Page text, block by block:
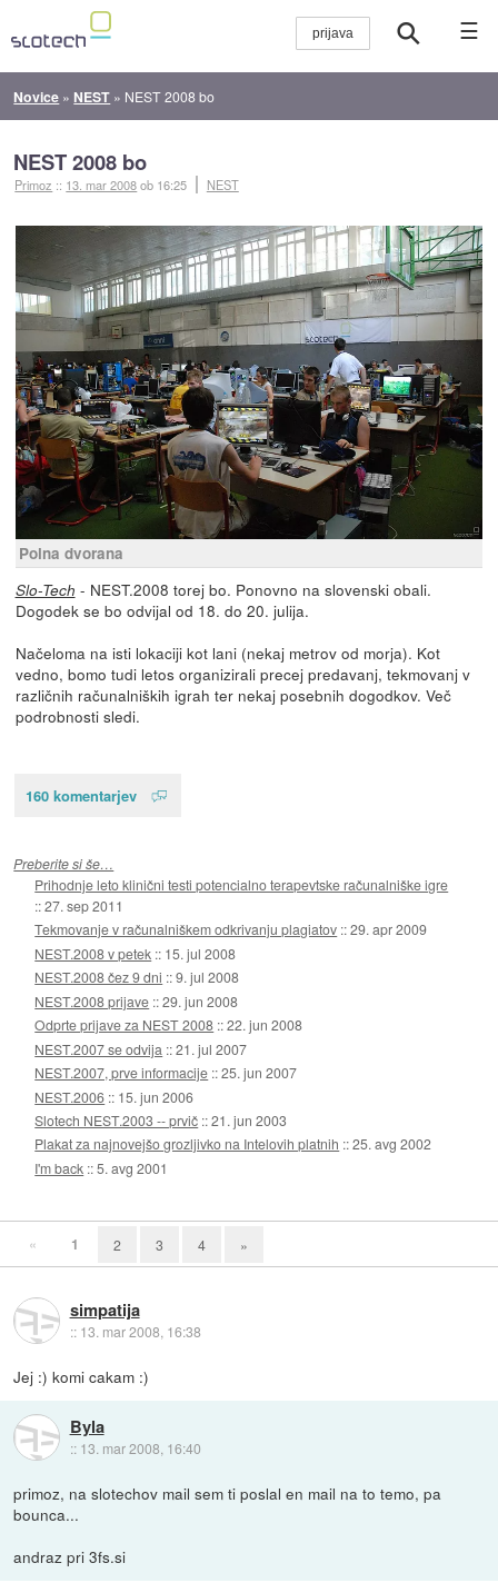
☰
Novice » NEST » NEST 2008 bo
NEST 2008 bo
Primoz :: 13. mar 2008ob 16:25 NEST
Polna dvorana
Slo-Tech - NEST.2008 torej bo. Ponovno na slovenski obali.
Dogodek se bo odvijal od 18. do 20. julija.
Načeloma na isti lokaciji kot lani (nekaj metrov od morja). Kot
vedno, bomo tudi letos organizirali precej predavanj, tekmovanj v
različnih računalniških igrah ter nekaj posebnih dogodkov. Več
podrobnosti sledi.
160 komentarjev
Preberite si še…
Prihodnje leto klinični testi potencialno terapevtske računalniške igre
::27. sep 2011
Tekmovanje v računalniškem odkrivanju plagiatov ::29. apr 2009
NEST.2008 v petek :: 15. jul 2008
NEST.2008 čez 9 dni ::9. jul 2008
NEST.2008 prijave ::29. jun 2008
Odprte prijave za NEST 2008 ::22. jun 2008
NEST.2007 se odvija ::21. jul 2007
NEST.2007, prve informacije ::25. jun 2007
NEST.2006 :: 15. jun 2006
Slotech NEST.2003 -- prvič ::21. jun 2003
Plakat za najnovejšo grozljivko na Intelovih platnih ::25. avg 2002
I'm back ::5. avg 2001
« 1 2 3 4 »
simpatija
:: 13. mar 2008, 16:38
Jej :) komi cakam :)
Byla
:: 13. mar 2008, 16:40
primoz, na slotechov mail sem ti poslal en mail na to temo, pa
bounca...
andraz pri 3fs.si